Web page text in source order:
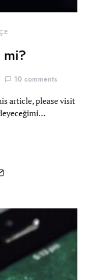
mi?
10 comments
article, please visit